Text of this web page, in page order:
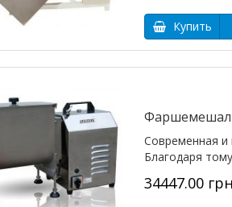
Купить
Современная
Благодаря
34447.00